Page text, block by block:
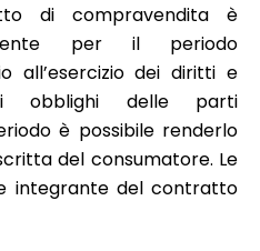
di compravendita è
per il periodo
all’esercizio dei diritti e
obblighi delle parti
è possibile renderlo
del consumatore. Le
integrante del contratto